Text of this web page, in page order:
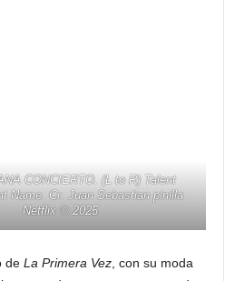
CONCIERTO. (L to R) Talent
Name. Cr. Juan Sebastian pinilla
Netflix ©️ 2025
de La Primera Vez, con su moda